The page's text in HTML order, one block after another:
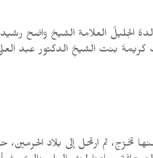
من بيوت العلم والدين، فوالدهُ الجليلُ العلامة الشيخ
كريمةَ بنت الشيخِ الدكتور عبد
تخرّج، ثم ارتحل إلى بلاد